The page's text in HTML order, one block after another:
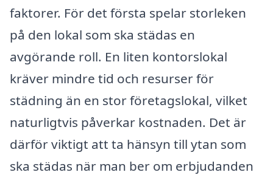
faktorer. För det första spelar storleken
på den lokal som ska städas en
avgörande roll. En liten kontorslokal
kräver mindre tid och resurser för
städning än en stor företagslokal, vilket
naturligtvis påverkar kostnaden. Det är
därför viktigt att ta hänsyn till ytan som
ska städas när man ber om erbjudanden